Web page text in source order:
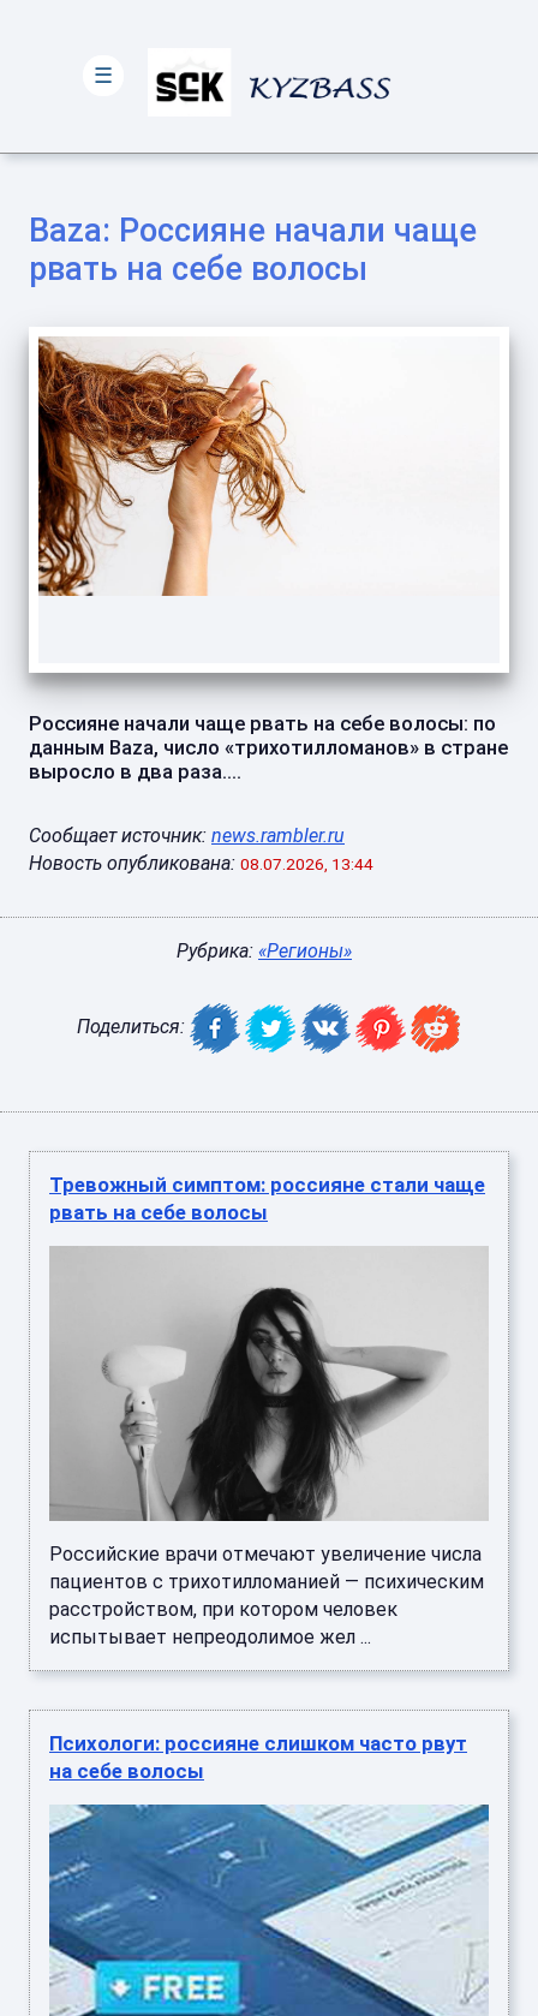
Baza: Россияне начали чаще
рвать на себе волосы
Россияне начали чаще рвать на себе волосы: по
данным Baza, число «трихотилломанов» в стране
выросло в два раза....
Сообщает источник: news.rambler.ru
Новость опубликована: 08.07.2026, 13:44
Рубрика: «Регионы»
Поделиться:
Тревожный симптом: россияне стали чаще
рвать на себе волосы
Российские врачи отмечают увеличение числа
пациентов с трихотилломанией — психическим
расстройством, при котором человек
испытывает непреодолимое жел ...
Психологи: россияне слишком часто рвут
на себе волосы
☰